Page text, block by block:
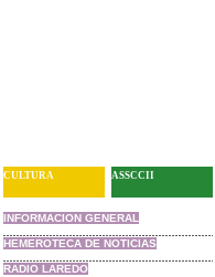
CULTURA ASSCCII
INFORMACION GENERAL
HEMEROTECA DE NOTICIAS
RADIO LAREDO